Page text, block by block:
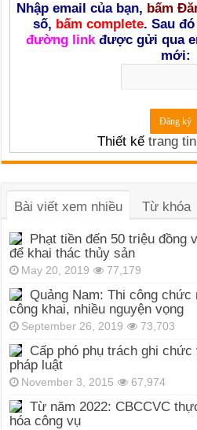
Nhập email của bạn, bấm
số, bấm complete. Sau
đường linkđược gửi qua
mới:
Thiết kếtrang
Bài viết xem nhiều Từ khóa
Phạt tiền đến 50 triệu đồng
để khai thác thủy sản
May 20, 2019 77,179
Quảng Nam: Thi công chức
công khai, nhiều nguyện vọng
September 26, 2019 73,703
Cấp phó phụ trách ghi chức
pháp luật
November 3, 2015 67,974
Từ năm 2022: CBCCVC
hóa công vụ